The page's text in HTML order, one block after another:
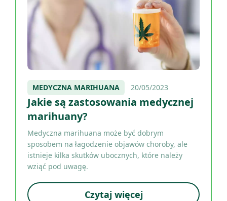
MEDYCZNA MARIHUANA 20/05/2023
Jakie są zastosowania medycznej
marihuany?
Medyczna marihuana może być dobrym
sposobem na łagodzenie objawów choroby, ale
istnieje kilka skutków ubocznych, które należy
wziąć pod uwagę.
Czytaj więcej